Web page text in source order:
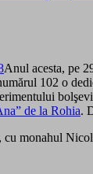
Anul acesta, pe
102 o
de la Rohia.
monahul